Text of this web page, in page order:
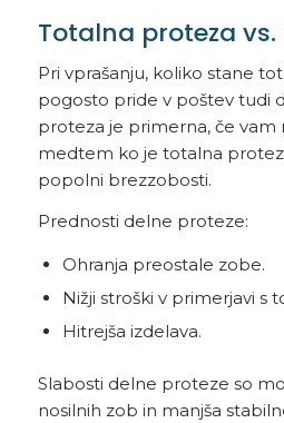
Totalna proteza
Pri vprašanju, koliko stane
pogosto pride v poštev tudi
proteza je primerna, če vam
medtem ko je totalna
popolni brezzobosti.
Prednosti delne proteze:
Ohranja preostale zobe.
Nižji stroški v primerjavi s
Hitrejša izdelava.
Slabosti delne proteze so
nosilnih zob in manjša